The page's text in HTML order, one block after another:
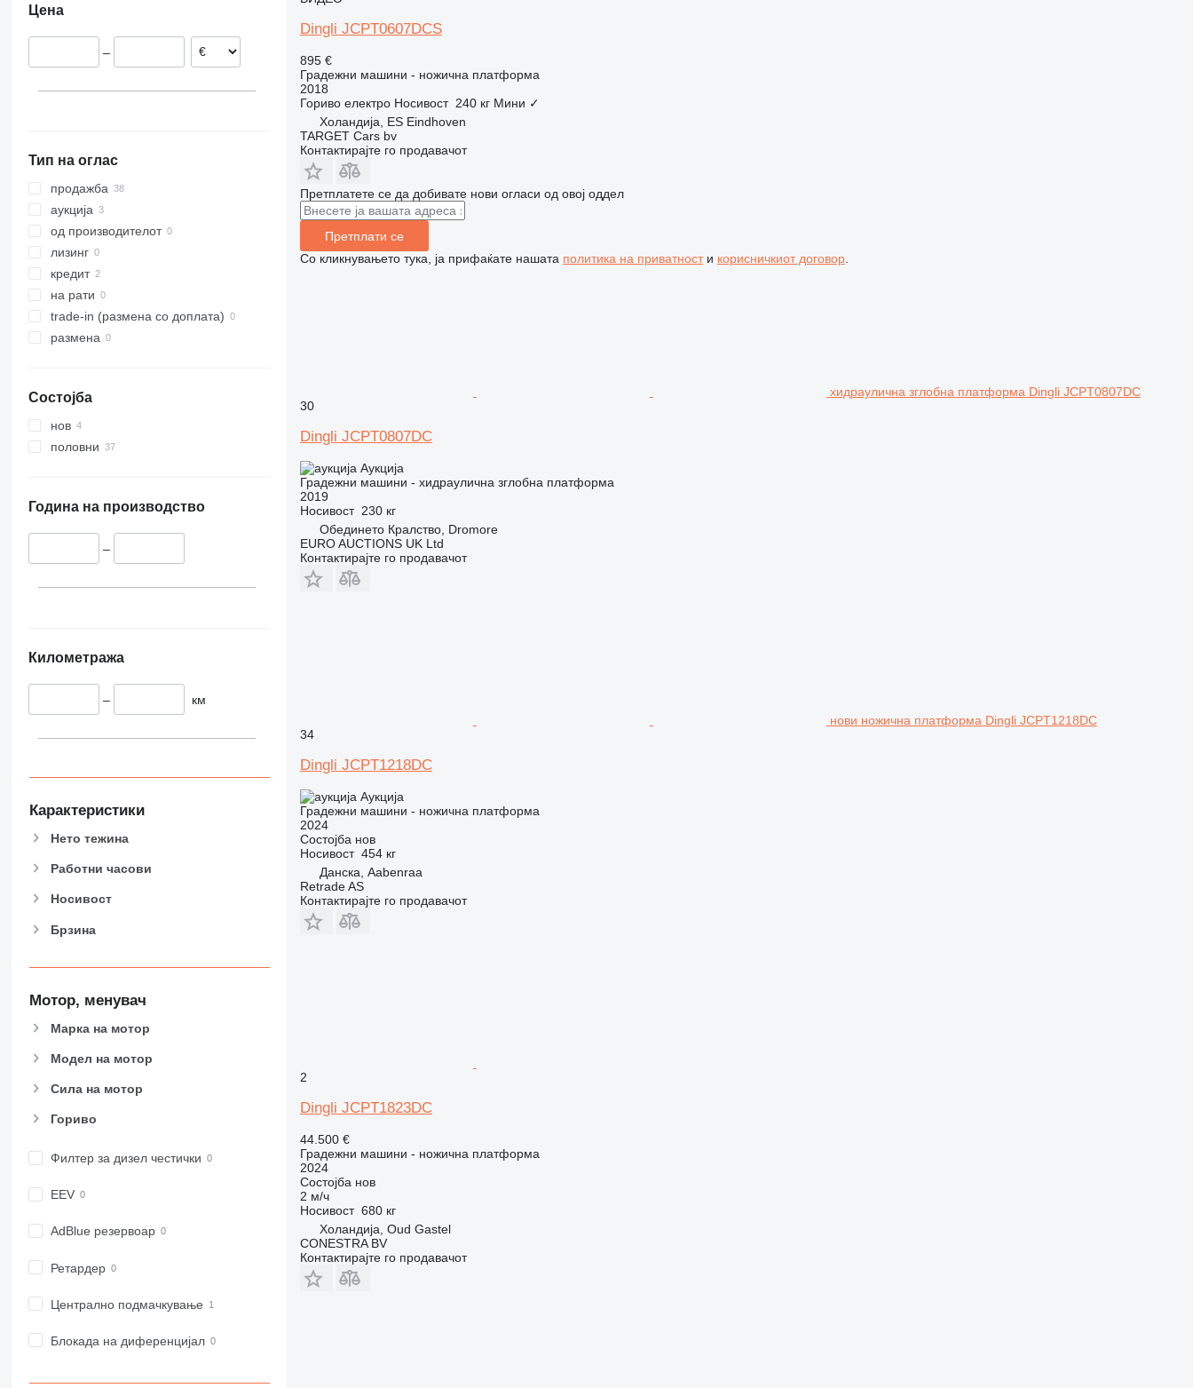
314
320
321
322
323
324
325
326
329
330
345
349
350
390
424
430
444
589
907
910
914
926
938
953
955
966
973
980
988
992
C-series
CB
D series
436
8025
8026
8030
8035
CT
JS
JZ
NXT
S-Series
Vibromax
3394
R-series
Toucan
XZ
Германија
Цена
–
Тип на оглас
продажба
аукција
од производителот
лизинг
кредит
на рати
trade-in (размена со доплата)
размена
Состојба
нов
половни
Година на производство
–
Километража
– км
Карактеристики
Нето тежина
Работни часови
Носивост
Брзина
Мотор, менувач
Марка на мотор
Модел на мотор
Сила на мотор
Гориво
Филтер за дизел честички
EEV
AdBlue резервоар
Ретардер
Централно подмачкување
Блокада на диференцијал
Dingli JCPT0607DCS
895 €
Градежни машини - ножична платформа
2018
Гориво електро Носивост 240 кг Мини ✓
Холандија, ES Eindhoven
TARGET Cars bv
Контактирајте го продавачот
Претплатете се да добивате нови огласи од овој оддел
Претплати се
Со кликнувањето тука, ја прифаќате нашата политика на приватности корисничкиот договор.
хидраулична зглобна платформа Dingli JCPT0807DC
30
Dingli JCPT0807DC
Аукција
Градежни машини - хидраулична зглобна платформа
2019
Носивост 230 кг
Обединето Кралство, Dromore
EURO AUCTIONS UK Ltd
Контактирајте го продавачот
нови ножична платформа Dingli JCPT1218DC
34
Dingli JCPT1218DC
Аукција
Градежни машини - ножична платформа
2024
Состојба нов
Носивост 454 кг
Данска, Aabenraa
Retrade AS
Контактирајте го продавачот
2
Dingli JCPT1823DC
44.500 €
Градежни машини - ножична платформа
2024
Состојба нов
2 м/ч
Носивост 680 кг
Холандија, Oud Gastel
CONESTRA BV
Контактирајте го продавачот